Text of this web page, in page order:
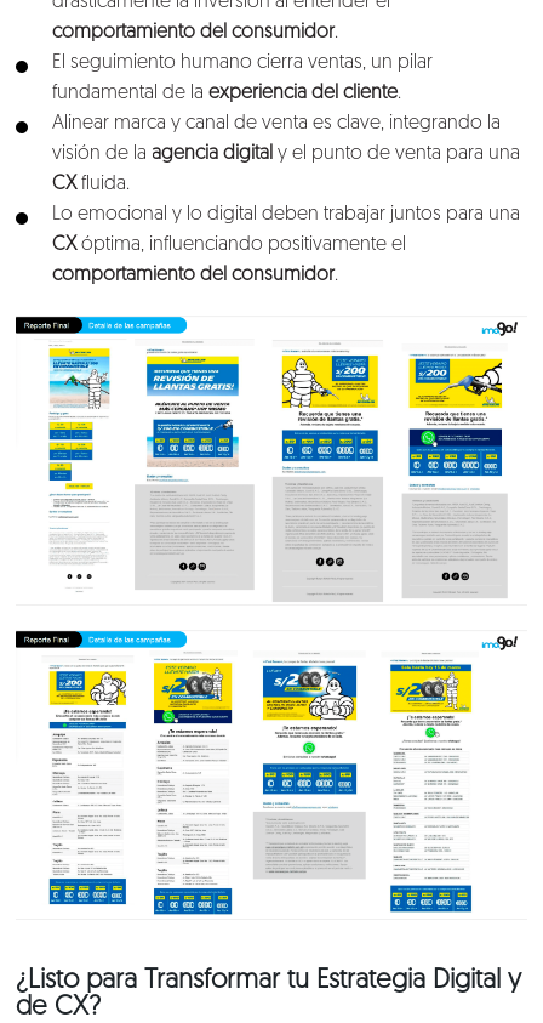
comportamiento del consumidor.
El seguimiento humano cierra ventas, un pilar
fundamental de laexperiencia del cliente.
Alinear marca y canal de venta es clave, integrando la
visión de la agencia digital y el punto de venta para una
CXfluida.
Lo emocional y lo digital deben trabajar juntos para una
CXóptima, influenciando positivamente el
comportamiento del consumidor.
¿Listo para Transformar tu Estrategia Digital y
de CX?